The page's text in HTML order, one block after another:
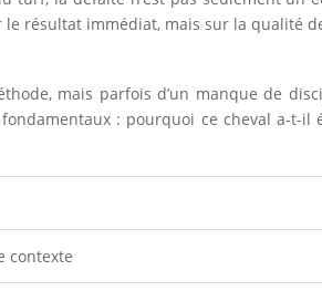
le résultat immédiat, mais sur la qualité
mais parfois d’un manque de
: pourquoi ce cheval a-t-il
contexte